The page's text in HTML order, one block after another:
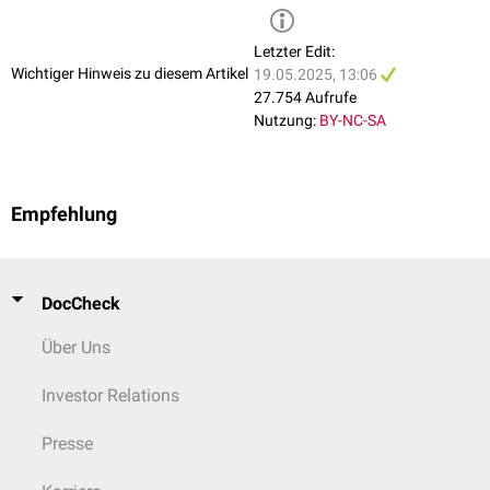
Wichtiger Hinweis zu diesem Artikel
Letzter Edit:
19.05.2025, 13:06
27.754 Aufrufe
Nutzung: BY-NC-SA
Empfehlung
DocCheck
Über Uns
Investor Relations
Presse